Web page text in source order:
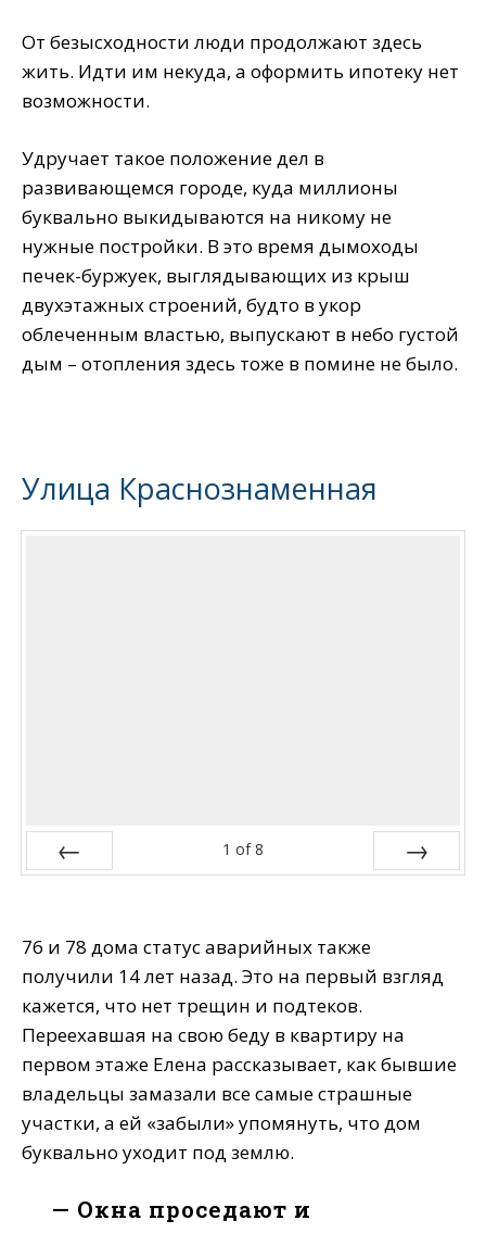
От безысходности люди продолжают здесь
жить. Идти им некуда, а оформить ипотеку нет
возможности.
Удручает такое положение дел в
развивающемся городе, куда миллионы
буквально выкидываются на никому не
нужные постройки. В это время дымоходы
печек-буржуек, выглядывающих из крыш
двухэтажных строений, будто в укор
облеченным властью, выпускают в небо густой
дым – отопления здесь тоже в помине не было.
Улица Краснознаменная
1 of 8
76 и 78 дома статус аварийных также
получили 14 лет назад. Это на первый взгляд
кажется, что нет трещин и подтеков.
Переехавшая на свою беду в квартиру на
первом этаже Елена рассказывает, как бывшие
владельцы замазали все самые страшные
участки, а ей «забыли» упомянуть, что дом
буквально уходит под землю.
— Окна проседают и